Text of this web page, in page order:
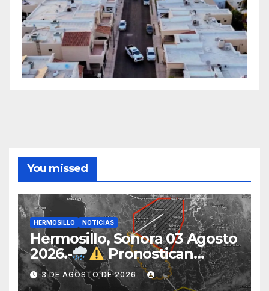
You missed
HERMOSILLO NOTICIAS
Hermosillo, Sonora 03 Agosto
2026.-
Pronostican
lluvias para Hermosillo esta
noche; norte de Sonora
3 DE AGOSTO DE 2026